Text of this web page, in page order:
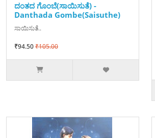
ದಂತದ ಗೊಂಬೆ(ಸಾಯಿಸುತೆ) -
Danthada Gombe(Saisuthe)
ಸಾಯಿಸುತೆ..
₹94.50₹105.00